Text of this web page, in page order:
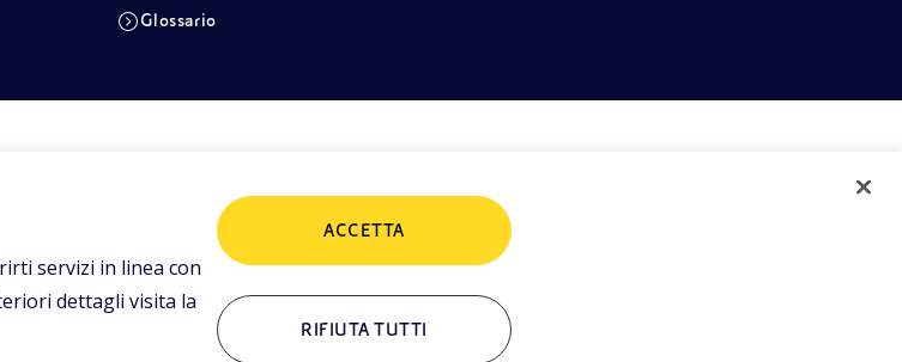
Glossario
servizi in linea con
dettagli visita la
RIFIUTA TUTTI
ACCETTA